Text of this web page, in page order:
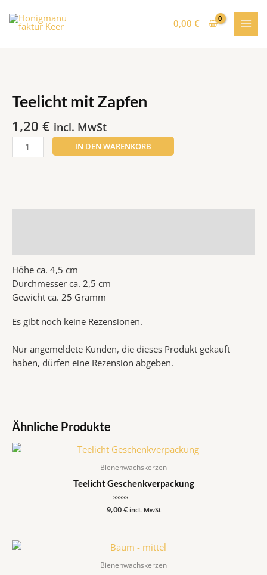
Inhalt
springen
0,00 €
Teelicht mit Zapfen
1,20 € incl. MwSt
Zapfen
Menge
IN DEN WARENKORB
Höhe ca. 4,5 cm
Durchmesser ca. 2,5 cm
Gewicht ca. 25 Gramm
Es gibt noch keine Rezensionen.
Nur angemeldete Kunden, die dieses Produkt gekauft
haben, dürfen eine Rezension abgeben.
Ähnliche Produkte
Bienenwachskerzen
Teelicht Geschenkverpackung
Bewertet
mit
9,00€ incl. MwSt
Bienenwachskerzen